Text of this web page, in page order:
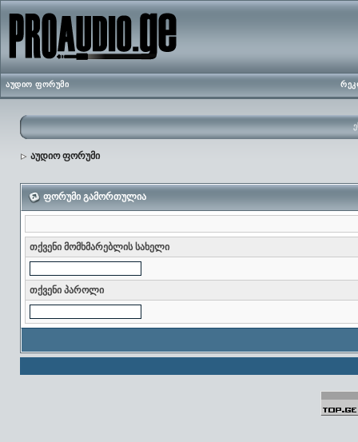
აუდიო ფორუმი
აუდიო ფორუმი
ფორუმი გამორთულია
თქვენი მომხმარებლის სახელი
თქვენი პაროლი